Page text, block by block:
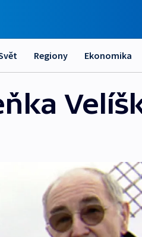
Regiony Ekonomika